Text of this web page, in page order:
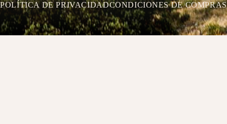
POLÍTICA DE PRIVACIDADCONDICIONES DE COMPRAS